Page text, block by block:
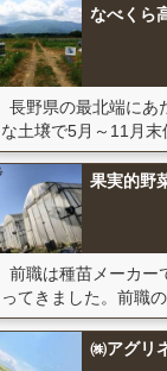
なべくら
長野県の最北端にあ
な土壌で5月～11月末
果実的野
前職は種苗メーカー
ってきました。前職
㈱アグリ